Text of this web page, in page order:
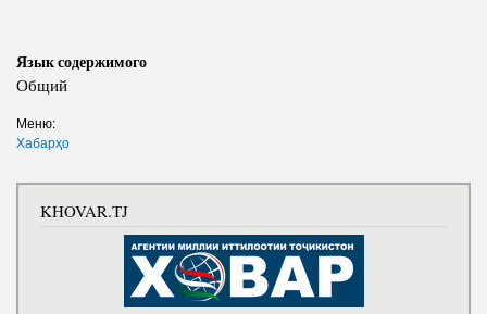
Язык содержимого
Общий
Меню:
Хабарҳо
KHOVAR.TJ